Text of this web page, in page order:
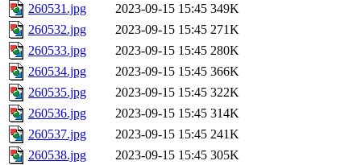
260531.jpg
2023-09-15 15:45 349K
260532.jpg
2023-09-15 15:45 271K
260533.jpg
2023-09-15 15:45 280K
260534.jpg
2023-09-15 15:45 366K
260535.jpg
2023-09-15 15:45 322K
260536.jpg
2023-09-15 15:45 314K
260537.jpg
2023-09-15 15:45 241K
260538.jpg
2023-09-15 15:45 305K